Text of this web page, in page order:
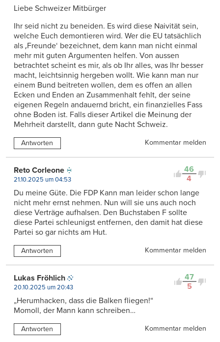
Liebe Schweizer Mitbürger
Ihr seid nicht zu beneiden. Es wird diese Naivität sein,
welche Euch demontieren wird. Wer die EU tatsächlich
als ‚Freunde‘ bezeichnet, dem kann man nicht einmal
mehr mit guten Argumenten helfen. Von aussen
betrachtet scheint es mir, als ob Ihr alles, was Ihr besser
macht, leichtsinnig hergeben wollt. Wie kann man nur
einem Bund beitreten wollen, dem es offen an allen
Ecken und Enden an Zusammenhalt fehlt, der seine
eigenen Regeln andauernd bricht, ein finanzielles Fass
ohne Boden ist. Falls dieser Artikel die Meinung der
Mehrheit darstellt, dann gute Nacht Schweiz.
Antworten Kommentar melden
46
4
Reto Corleone
21.10.2025 um 04:53
Du meine Güte. Die FDP Kann man leider schon lange
nicht mehr ernst nehmen. Nun will sie uns auch noch
diese Verträge aufhalsen. Den Buchstaben F sollte
diese Partei schleunigst entfernen, den damit hat diese
Partei so gar nichts am Hut.
Antworten Kommentar melden
47
5
Lukas Fröhlich
20.10.2025 um 20:43
„Herumhacken, dass die Balken fliegen!“
Momoll, der Mann kann schreiben…
Antworten Kommentar melden